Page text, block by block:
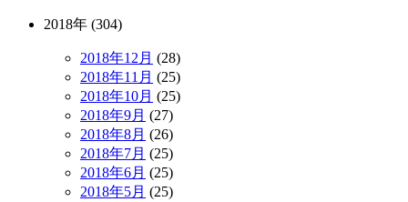
2018年 (304)
2018年12月 (28)
2018年11月 (25)
2018年10月 (25)
2018年9月 (27)
2018年8月 (26)
2018年7月 (25)
2018年6月 (25)
2018年5月 (25)